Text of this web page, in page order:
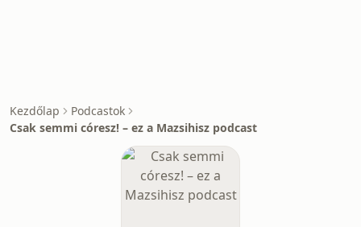
Kezdőlap
Podcastok
Csak semmi córesz! – ez a Mazsihisz podcast